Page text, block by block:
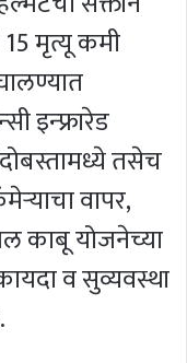
15 मृत्यू कमी
इन्‍फ्रारेड
तसेच
वापर,
काबू योजनेच्या
व सुव्यवस्था